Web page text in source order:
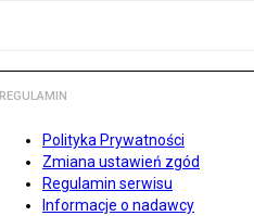
REGULAMIN
Polityka Prywatności
Zmiana ustawień zgód
Regulamin serwisu
Informacje o nadawcy